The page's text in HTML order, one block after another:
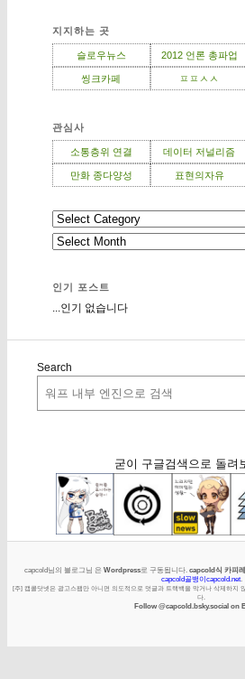
지지하는 곳
슬로우뉴스 2012 언론 총파업
씽크카페 ㅍㅍㅅㅅ
관심사
소통층위 연결 데이터 저널리즘
만화 종다양성 표현의자유
인기 포스트
...인기 없습니다
Search
굳이 구글검색으로 돌려
capcold님의 블로그님 은 Wordpress로 구동됩니다. capcold식 카피
capcold골뱅이capcold.net.
[주] 캡콜닷넷은 광고스팸만 아니면 의도적으로 덧글과 트랙백을 막거나 삭제하지
다.
Follow @capcold.bsky.social on